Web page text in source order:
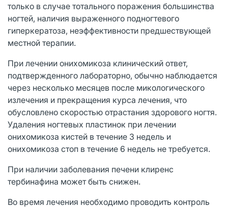
только в случае тотального поражения большинства
ногтей, наличия выраженного подногтевого
гиперкератоза, неэффективности предшествующей
местной терапии.
При лечении онихомикоза клинический ответ,
подтвержденного лабораторно, обычно наблюдается
через несколько месяцев после микологического
излечения и прекращения курса лечения, что
обусловлено скоростью отрастания здорового ногтя.
Удаления ногтевых пластинок при лечении
онихомикоза кистей в течение 3 недель и
онихомикоза стоп в течение 6 недель не требуется.
При наличии заболевания печени клиренс
тербинафина может быть снижен.
Во время лечения необходимо проводить контроль